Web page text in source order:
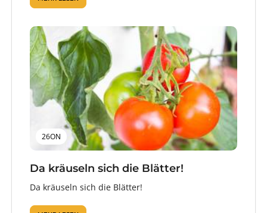
26ON
Da kräuseln sich die Blätter!
Da kräuseln sich die Blätter!